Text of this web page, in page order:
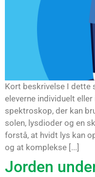
Kort beskrivelse I
eleverne individuelt
spektroskop, der kan
solen, lysdioder og en
forstå, at hvidt lys kan
og at komplekse [...]
Jorden